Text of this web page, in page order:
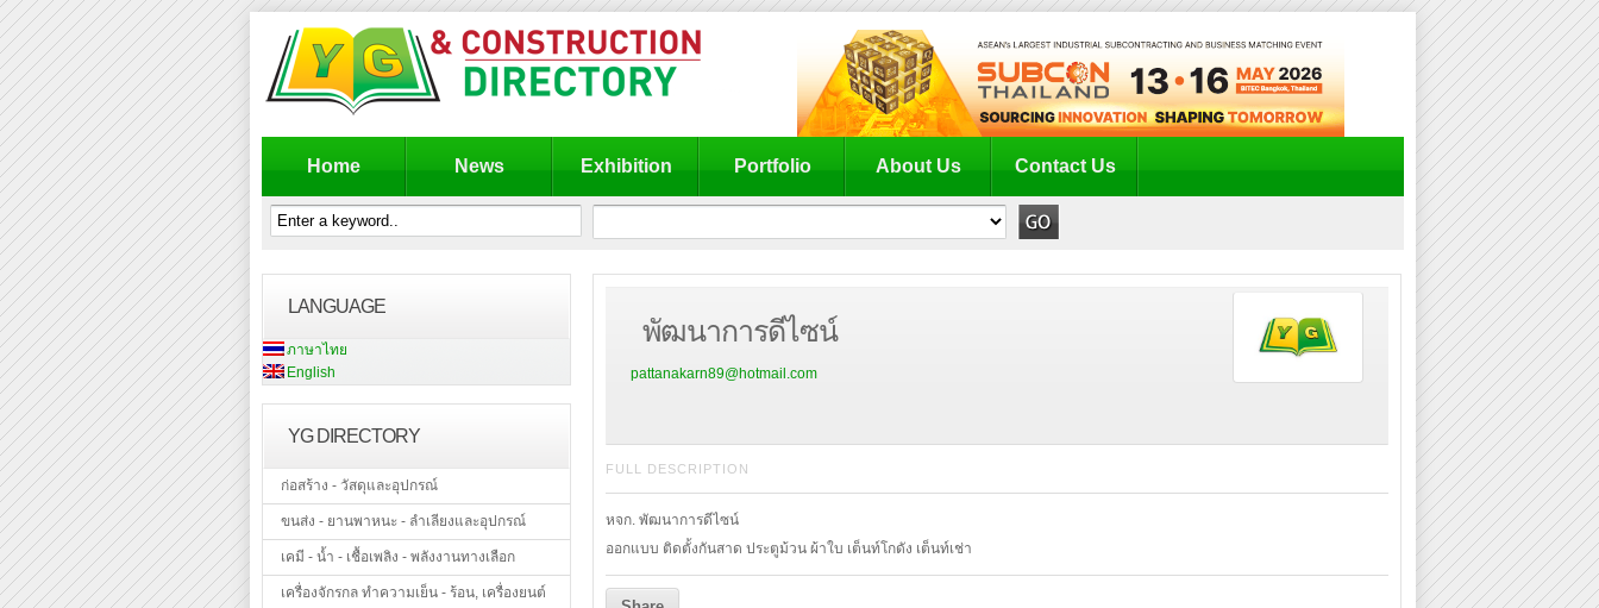
Home News Exhibition Portfolio About Us Contact Us
LANGUAGE
ภาษาไทย
English
YG DIRECTORY
ก่อสร้าง - วัสดุและอุปกรณ์
ขนส่ง - ยานพาหนะ - ลำเลียงและอุปกรณ์
เคมี - น้ำ - เชื้อเพลิง - พลังงานทางเลือก
เครื่องจักรกล ทำความเย็น - ร้อน, เครื่องยนต์
พัฒนาการดีไซน์
pattanakarn89@hotmail.com
FULL DESCRIPTION
หจก. พัฒนาการดีไซน์
ออกแบบ ติดตั้งกันสาด ประตูม้วน ผ้าใบ เต็นท์โกดัง เต็นท์เช่า